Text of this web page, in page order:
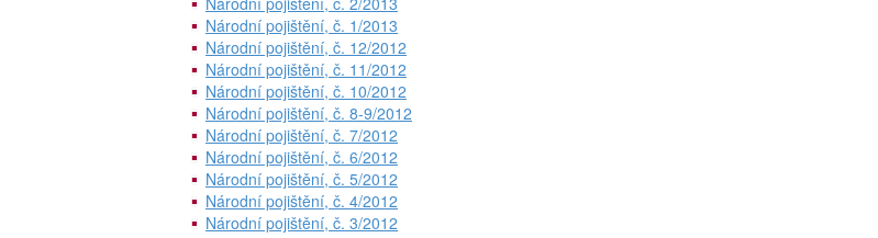
Národní pojištění, č. 1/2013
Národní pojištění, č. 12/2012
Národní pojištění, č. 11/2012
Národní pojištění, č. 10/2012
Národní pojištění, č. 8-9/2012
Národní pojištění, č. 7/2012
Národní pojištění, č. 6/2012
Národní pojištění, č. 5/2012
Národní pojištění, č. 4/2012
Národní pojištění, č. 3/2012